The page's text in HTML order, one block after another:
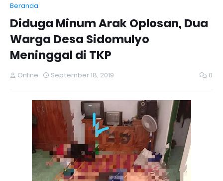
Beranda
Diduga Minum Arak Oplosan, Dua
Warga Desa Sidomulyo
Meninggal di TKP
Online September 18, 2019 0